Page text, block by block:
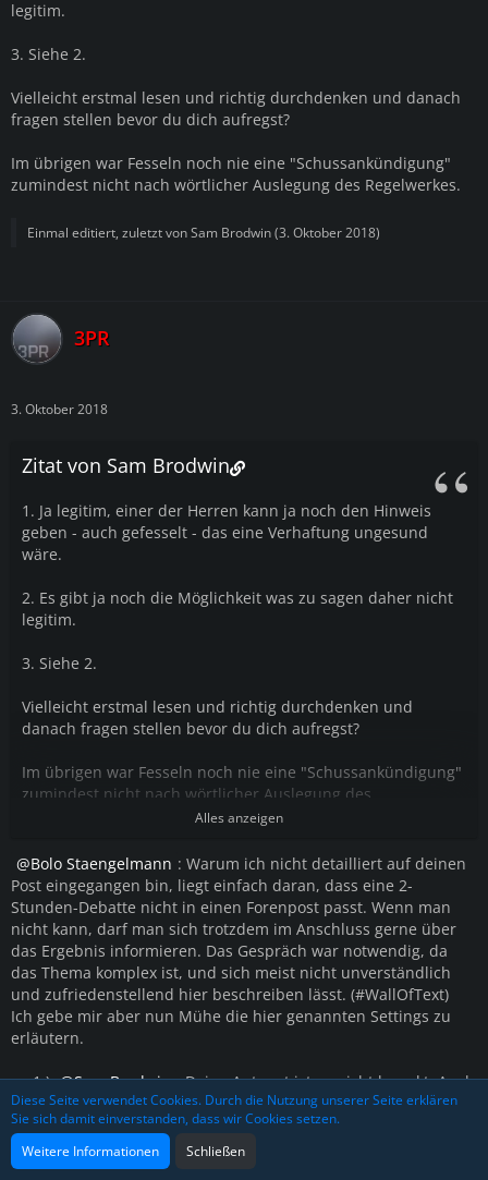
legitim.
3. Siehe 2.
Vielleicht erstmal lesen und richtig durchdenken und danach
fragen stellen bevor du dich aufregst?
Im übrigen war Fesseln noch nie eine "Schussankündigung"
zumindest nicht nach wörtlicher Auslegung des Regelwerkes.
Einmal editiert, zuletzt vonSam Brodwin(3. Oktober 2018)
3PR
3. Oktober 2018
Zitat von Sam Brodwin
1. Ja legitim, einer der Herren kann ja noch den Hinweis
geben - auch gefesselt - das eine Verhaftung ungesund
wäre.
2. Es gibt ja noch die Möglichkeit was zu sagen daher nicht
legitim.
3. Siehe 2.
Vielleicht erstmal lesen und richtig durchdenken und
danach fragen stellen bevor du dich aufregst?
Im übrigen war Fesseln noch nie eine "Schussankündigung"
zumindest nicht nach wörtlicher Auslegung des
Alles anzeigen
Bolo Staengelmann : Warum ich nicht detailliert auf deinen
Post eingegangen bin, liegt einfach daran, dass eine 2-
Stunden-Debatte nicht in einen Forenpost passt. Wenn man
nicht kann, darf man sich trotzdem im Anschluss gerne über
das Ergebnis informieren. Das Gespräch war notwendig, da
das Thema komplex ist, und sich meist nicht unverständlich
und zufriedenstellend hier beschreiben lässt. (#WallOfText)
Ich gebe mir aber nun Mühe die hier genannten Settings zu
erläutern.
zu 1.) Sam Brodwin : Deine Antwort ist so nicht korrekt. Auch
hier hast du pauschalisiert. Denn "einfach umballern" dürfte
er nach der Änderung oben NICHT.
- Erklärung 1: Der 6. dürfte das Feuer eröffnen, wenn sich
vorher aus dem Gespräch des sogenannten "Standoffs"
Diese Seite verwendet Cookies. Durch die Nutzung unserer Seite erklären
Sie sich damit einverstanden, dass wir Cookies setzen.
Weitere Informationen
Schließen